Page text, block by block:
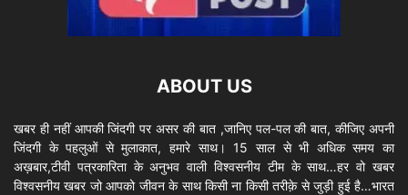
ABOUT US
खबर ही नहीं आपकी जिंदगी पर असर की बात ,जानिए पल-पल की बात, कीजिए अपनी
जिंदगी के पहलुओं से मुलाकात, हमारे साथ। 15 साल से भी अधिक समय का
अख़बार,टीवी पत्रकारिता के अनुभव वाली विश्वसनीय टीम के साथ…हर वो खबर
विश्वसनीय खबर जो आपको जीवन के साथ किसी ना किसी तरीक़े से जुड़ी हुई है…भारत